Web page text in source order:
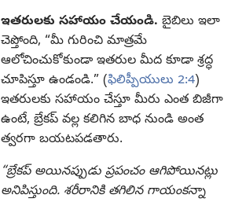
ఇతరులకు సహాయం చేయండి. బైబిలు ఇలా
చెప్తోంది, “మీ గురించి మాత్రమే
ఆలోచించుకోకుండా ఇతరుల మీద కూడా శ్రద్ధ
చూపిస్తూ ఉండండి.” (ఫిలిప్పీయులు 2:4)
ఇతరులకు సహాయం చేస్తూ మీరు ఎంత బిజీగా
ఉంటే, బ్రేకప్‌ వల్ల కలిగిన బాధ నుండి అంత
త్వరగా బయటపడతారు.
“బ్రేకప్‌ అయినప్పుడు ప్రపంచం ఆగిపోయినట్లు
అనిపిస్తుంది. శరీరానికి తగిలిన గాయంకన్నా